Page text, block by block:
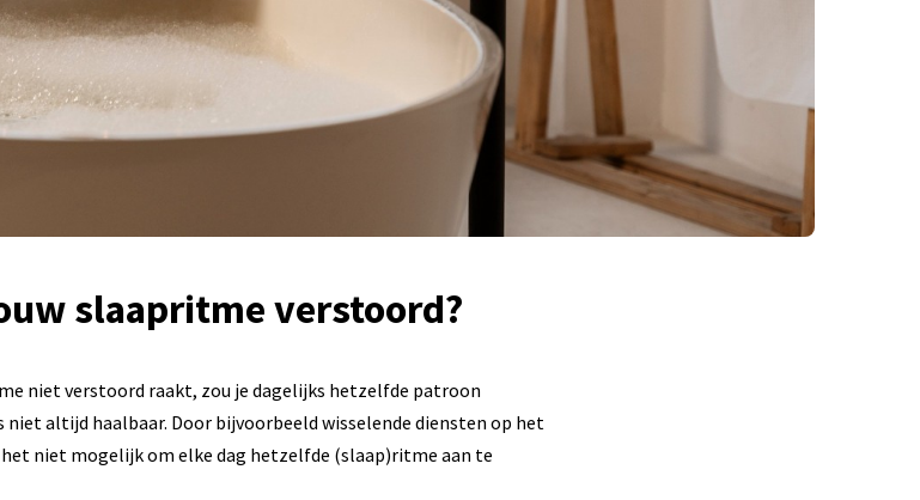
slaapritme verstoord?
niet verstoord raakt, zou je dagelijks hetzelfde patroon
altijd haalbaar. Door bijvoorbeeld wisselende diensten op het
het niet mogelijk om elke dag hetzelfde (slaap)ritme aan te